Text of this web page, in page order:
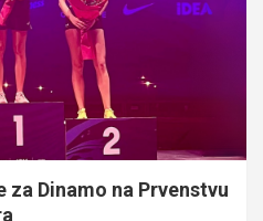
za Dinamo na Prvenstvu